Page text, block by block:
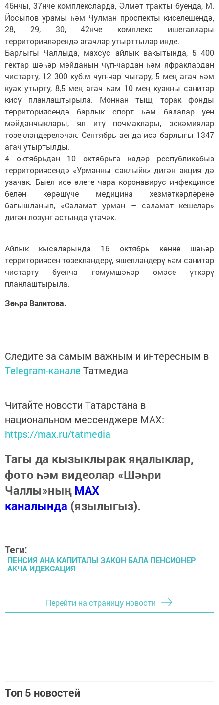
46нчы, 37нче комплексларда, Әлмәт тракты буенда, М.
Йосыпов урамы һәм Чулман проспекты киселешендә,
28, 29, 30, 42нче комплекс ишегаллары
территорияләрендә агачлар утырттылар инде.
Барлыгы Чаллыда, махсус айлык вакытында, 5 400
гектар шәһәр мәйданын чүп-чардан һәм яфраклардан
чистарту, 12 300 куб.м чүп-чар чыгару, 5 мең агач һәм
куак утырту, 8,5 мең агач һәм 10 мең куакны санитар
кисү планлаштырыла. Моннан тыш, торак фонды
территориясендә барлык спорт һәм балалар уен
мәйданчыклары, ял итү почмаклары, эскәмияләр
төзекләндереләчәк. Сентябрь аенда исә барлыгы 1347
агач утыртылды.
4 октябрьдән 10 октябрьгә кадәр республикабыз
территориясендә «Урманны саклыйк» дигән акция дә
узачак. Быел исә әлеге чара коронавирус инфекциясе
белән көрәшүче медицина хезмәткәрләренә
багышланып, «Сәламәт урман – сәламәт кешеләр»
дигән лозунг астында үтәчәк.
Айлык кысаларында 16 октябрь көнне шәһәр
территориясен төзекләндерү, яшелләндерү һәм санитар
чистарту буенча гомумшәһәр өмәсе үткәрү
планлаштырыла.
Зөһрә Вәлитова.
Следите за самым важным и интересным в
Telegram-канале Татмедиа
Читайте новости Татарстана в
национальном мессенджере MАХ:
https://max.ru/tatmedia
Тагы да кызыклырак яңалыклар,
фото һәм видеолар «Шәһри
Чаллы»ныңMAX
каналында (язылыгыз).
Теги:
ПЕНСИЯ АНА КАПИТАЛЫ ЗАКОН БАЛА ПЕНСИОНЕР
АКЧА ИДЕКСАЦИЯ
Перейти на страницу новости
Топ 5 новостей